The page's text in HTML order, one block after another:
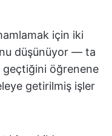
için iki
düşünüyor — ta
öğrenene
getirilmiş işler